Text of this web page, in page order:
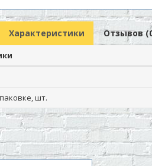
Характеристики Отзывов
шт.